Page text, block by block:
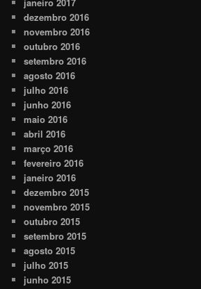
dezembro 2016
novembro 2016
outubro 2016
setembro 2016
agosto 2016
julho 2016
junho 2016
maio 2016
abril 2016
março 2016
fevereiro 2016
janeiro 2016
dezembro 2015
novembro 2015
outubro 2015
setembro 2015
agosto 2015
julho 2015
junho 2015